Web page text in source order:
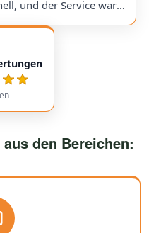
und der Service war
very quickly, and the
friendly and reliable.
den Bereichen: